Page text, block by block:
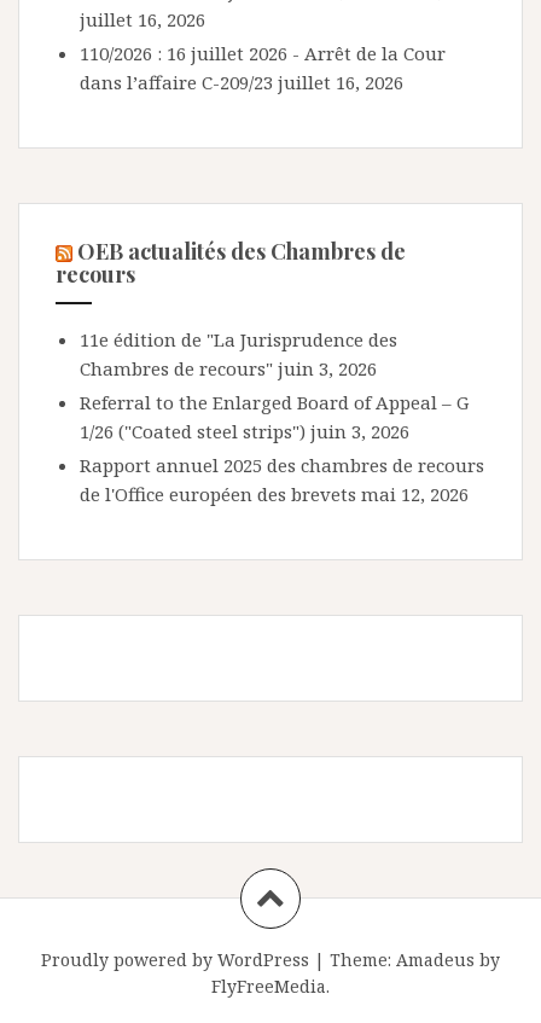
juillet 16, 2026
110/2026 : 16 juillet 2026 - Arrêt de la Cour
dans l’affaire C-209/23 juillet 16, 2026
OEB actualités des Chambres de
recours
11e édition de "La Jurisprudence des
Chambres de recours" juin 3, 2026
Referral to the Enlarged Board of Appeal – G
1/26 ("Coated steel strips") juin 3, 2026
Rapport annuel 2025 des chambres de recours
de l'Office européen des brevets mai 12, 2026
Proudly powered by WordPress | Theme: Amadeus by
FlyFreeMedia.